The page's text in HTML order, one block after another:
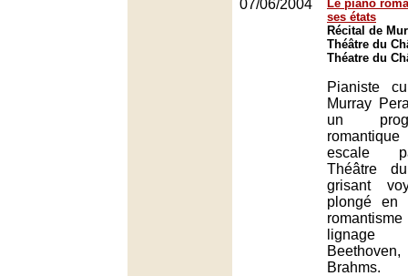
07/06/2004
Le piano
ses états
Récital de
Théâtre du
Théatre du
Pianiste
Murray
un
escale
Théâtre
grisant
plongé en
lignage
Brahms.